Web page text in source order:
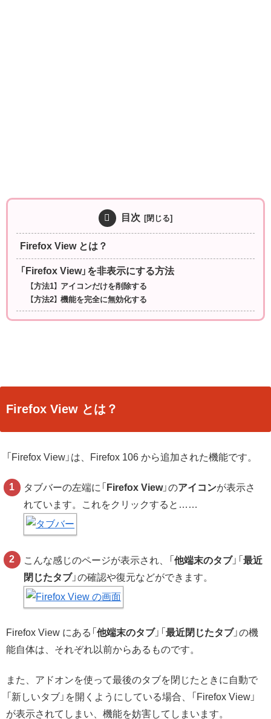
目次
Firefox View とは？
「Firefox View」を非表示にする方法
【方法1】 アイコンだけを削除する
【方法2】 機能を完全に無効化する
Firefox View とは？
「Firefox View」は、Firefox 106 から追加された機能です。
タブバーの左端に「 Firefox View」のアイコンが表示さ
れています。これをクリックすると……
こんな感じのページが表示され、「他端末のタブ」「最近
閉じたタブ」の確認や復元などができます。
Firefox View にある「 他端末のタブ」「 最近閉じたタブ」の機
能自体は、それぞれ以前からあるものです。
また、アドオンを使って最後のタブを閉じたときに自動で
「新しいタブ」を開くようにしている場合、「Firefox View」
が表示されてしまい、機能を妨害してしまいます。